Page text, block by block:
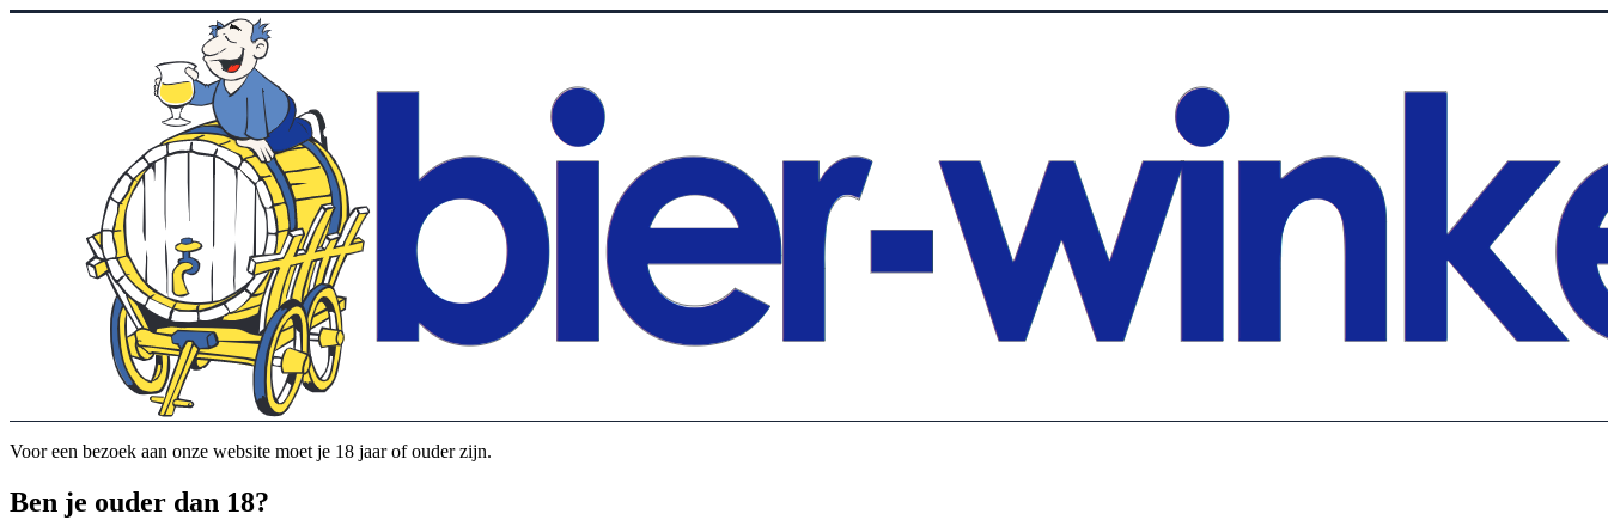
Voor een bezoek aan onze website moet je 18 jaar of ouder zijn.
Ben je ouder dan 18?